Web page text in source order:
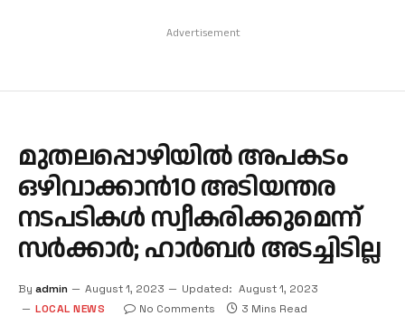
Advertisement
മുതലപ്പൊഴിയില്‍ അപകടം
ഒഴിവാക്കാന്‍10 അടിയന്തര
നടപടികള്‍ സ്വീകരിക്കുമെന്ന്
സര്‍ക്കാര്‍; ഹാര്‍ബര്‍ അടച്ചിടില്ല
By admin August 1, 2023 Updated: August 1, 2023
LOCAL NEWS
No Comments 3 Mins Read